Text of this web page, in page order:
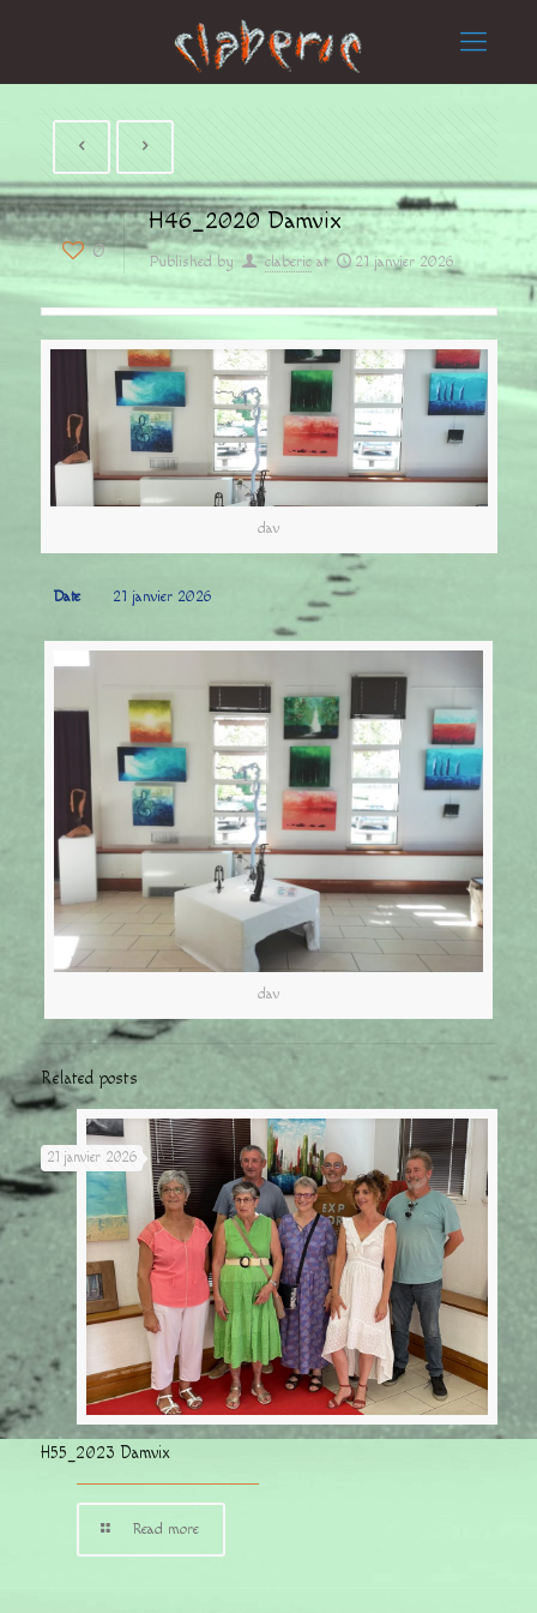
0
H46_2020 Damvix
Published by claberic at 21 janvier 2026
dav
Date 21 janvier 2026
dav
Related posts
21 janvier 2026
H55_2023 Damvix
Read more